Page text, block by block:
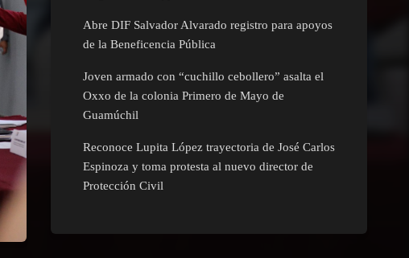
Abre DIF Salvador Alvarado registro para apoyos
de la Beneficencia Pública
Joven armado con “cuchillo cebollero” asalta el
Oxxo de la colonia Primero de Mayo de
Guamúchil
Reconoce Lupita López trayectoria de José Carlos
Espinoza y toma protesta al nuevo director de
Protección Civil